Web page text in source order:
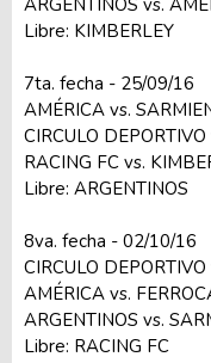
Libre: KIMBERLEY
7ta. fecha - 25/09/16
AMÉRICA vs.
CIRCULO
RACING FC vs.
Libre: ARGENTINOS
8va. fecha - 02/10/16
CIRCULO
AMÉRICA vs.
ARGENTINOS vs.
Libre: RACING FC